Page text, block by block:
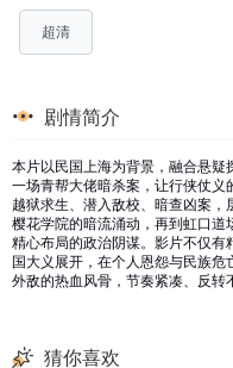
超清
剧情简介
本片以民国上海为背景，融合悬疑
一场青帮大佬暗杀案，让行侠仗义
越狱求生、潜入敌校、暗查凶案，
樱花学院的暗流涌动，再到虹口
精心布局的政治阴谋。影片不仅有
国大义展开，在个人恩怨与民族
外敌的热血风骨，节奏紧凑、反转
猜你喜欢